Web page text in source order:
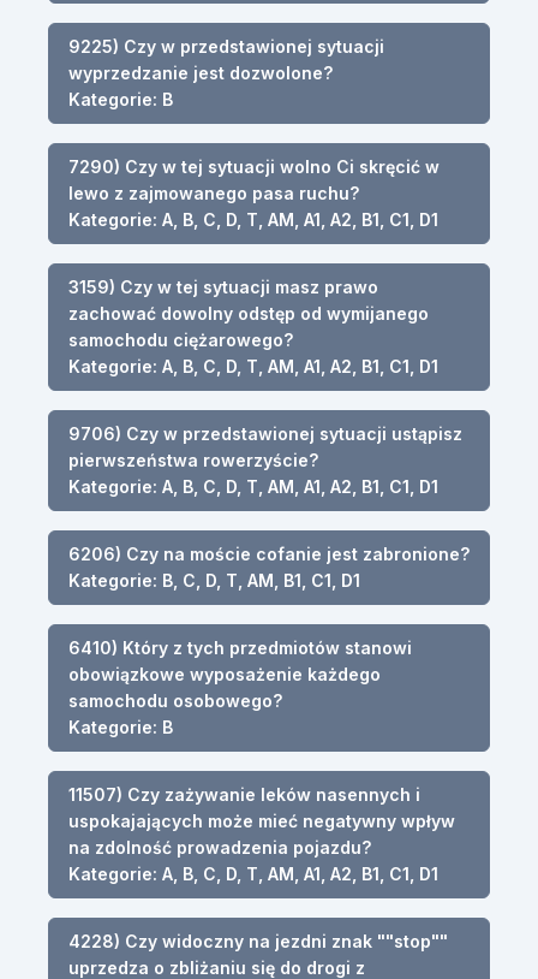
9225) Czy w przedstawionej sytuacji
wyprzedzanie jest dozwolone?
Kategorie: B
7290) Czy w tej sytuacji wolno Ci skręcić w
lewo z zajmowanego pasa ruchu?
Kategorie: A, B, C, D, T, AM, A1, A2, B1, C1, D1
3159) Czy w tej sytuacji masz prawo
zachować dowolny odstęp od wymijanego
samochodu ciężarowego?
Kategorie: A, B, C, D, T, AM, A1, A2, B1, C1, D1
9706) Czy w przedstawionej sytuacji ustąpisz
pierwszeństwa rowerzyście?
Kategorie: A, B, C, D, T, AM, A1, A2, B1, C1, D1
6206) Czy na moście cofanie jest zabronione?
Kategorie: B, C, D, T, AM, B1, C1, D1
6410) Który z tych przedmiotów stanowi
obowiązkowe wyposażenie każdego
samochodu osobowego?
Kategorie: B
11507) Czy zażywanie leków nasennych i
uspokajających może mieć negatywny wpływ
na zdolność prowadzenia pojazdu?
Kategorie: A, B, C, D, T, AM, A1, A2, B1, C1, D1
4228) Czy widoczny na jezdni znak ""stop""
uprzedza o zbliżaniu się do drogi z